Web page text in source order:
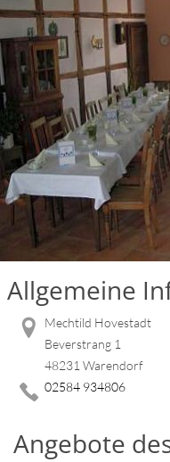
Allgemeine
Mechtild Hovestadt
Beverstrang 1
48231 Warendorf
02584 934806
Angebote